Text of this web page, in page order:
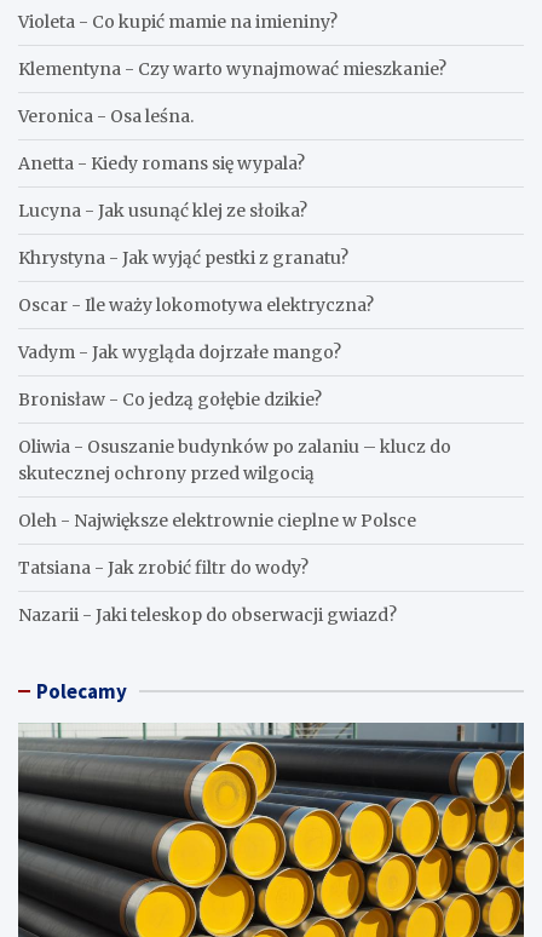
Violeta - Co kupić mamie na imieniny?
Klementyna - Czy warto wynajmować mieszkanie?
Veronica - Osa leśna.
Anetta - Kiedy romans się wypala?
Lucyna - Jak usunąć klej ze słoika?
Khrystyna - Jak wyjąć pestki z granatu?
Oscar - Ile waży lokomotywa elektryczna?
Vadym - Jak wygląda dojrzałe mango?
Bronisław - Co jedzą gołębie dzikie?
Oliwia - Osuszanie budynków po zalaniu – klucz do
skutecznej ochrony przed wilgocią
Oleh - Największe elektrownie cieplne w Polsce
Tatsiana - Jak zrobić filtr do wody?
Nazarii - Jaki teleskop do obserwacji gwiazd?
Polecamy